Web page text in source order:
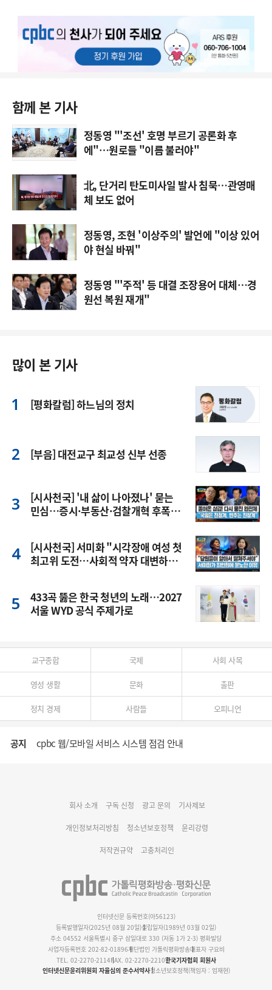
함께 본 기사
정동영 "'조선' 호명 부르기 공론화 후
에"…원로들 "이름 불러야"
北, 단거리 탄도미사일 발사 침묵…관영매
체 보도 없어
정동영, 조현 '이상주의' 발언에 "이상 있어
야 현실 바꿔"
정동영 "'주적' 등 대결 조장용어 대체…경
원선 복원 재개"
많이 본 기사
[평화칼럼] 하느님의 정치
[부음] 대전교구 최교성 신부 선종
[시사천국] '내 삶이 나아졌나' 묻는
민심…증시·부동산·검찰개혁 후폭
[시사천국] 서미화 "시각장애 여성 첫
최고위 도전…사회적 약자 대변하겠
433곡 뚫은 한국 청년의 노래…2027
서울 WYD 공식 주제가로
교구종합 국제 사회 사목
영성 생활 문화 출판
정치 경제 사람들 오피니언
공지 cpbc 웹/모바일 서비스 시스템 점검 안내
명동 미디어큐브 & 1898 미디어월 공모전 수상작 발표
회사 소개 구독 신청 광고 문의 기사제보
개인정보처리방침 청소년보호정책 윤리강령
저작권규약 고충처리인
인터넷신문 등록번호(아56123)
등록발행일자(2025년 08월 20일)설립일자(1989년 03월 02일)
주소 04552 서울특별시 중구 삼일대로 330 (저동 1가 2-3) 평화빌딩
사업자등록번호 202-82-01896재단법인 가톨릭평화방송대표자 구요비
TEL. 02-2270-2114FAX. 02-2270-2210한국기자협회 회원사
인터넷신문윤리위원회 자율심의 준수서약사청소년보호정책(책임자 : 엄재현)